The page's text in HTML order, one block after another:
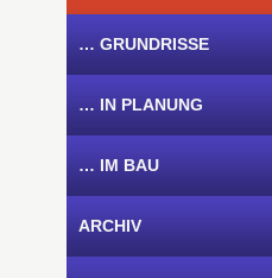
… GRUNDRISSE
… IN PLANUNG
… IM BAU
ARCHIV